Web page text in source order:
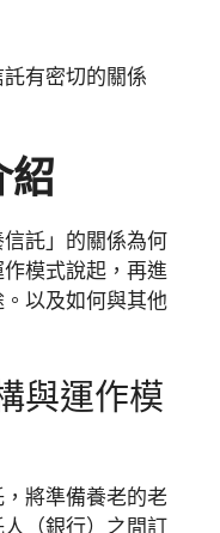
有密切的關係
紹
託」的關係為何
模式說起，再進
以及如何與其他
與運作模
將準備養老的老
（銀行）之間訂